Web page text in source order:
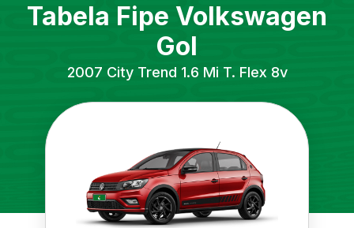
Tabela Fipe Volkswagen
Gol
2007 City Trend 1.6 Mi T. Flex 8v